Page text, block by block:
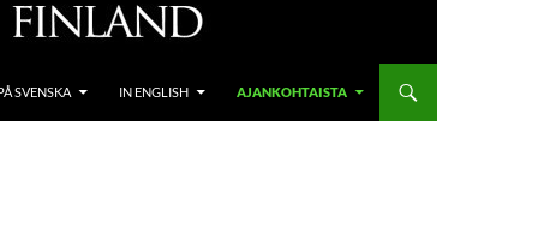
SVENSKA IN ENGLISH AJANKOHTAISTA